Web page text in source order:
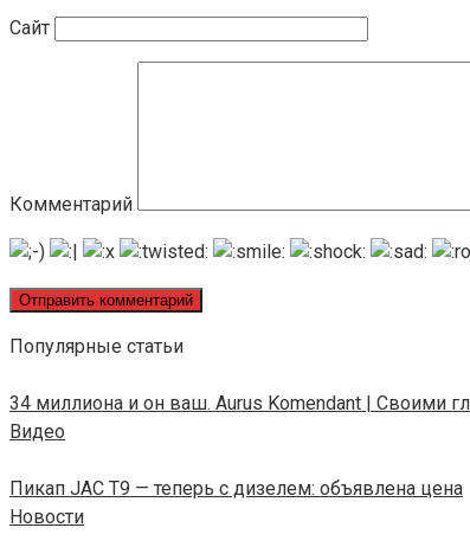
Сайт
Комментарий
Популярные статьи
34 миллиона и он ваш. Aurus Komendant | Своими
Видео
Пикап JAC T9 — теперь с дизелем: объявлена цена
Новости